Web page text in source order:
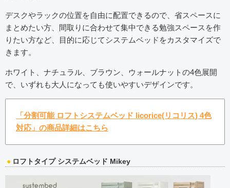
デスクやラックの位置を自由に配置できるので、省スペースに
まとめたい方、間取りに合わせて集中できる勉強スペースを作
りたい方など、目的に応じてシステムベッドをカスタマイズで
きます。
ホワイト、ナチュラル、ブラウン、ウォールナットの4色展開
で、いずれも大人になっても使いやすいデザインです。
「分割可能 ロフトシステムベッド licorice(リコリス) 4色
対応」の商品詳細はこちら
ロフトタイプ システムベッド Mikey